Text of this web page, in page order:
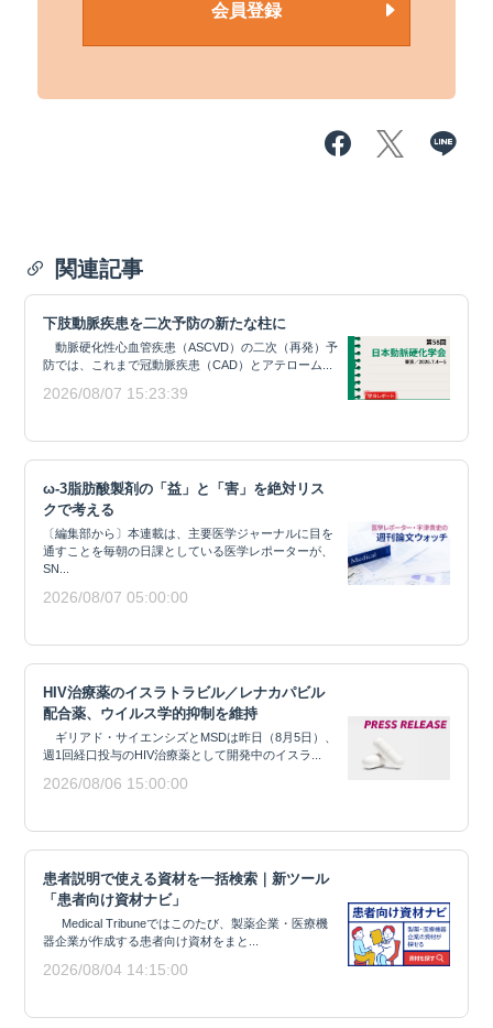
会員登録
関連記事
下肢動脈疾患を二次予防の新たな柱に
動脈硬化性心血管疾患（ASCVD）の二次（再発）予
防では、これまで冠動脈疾患（CAD）とアテローム...
2026/08/07 15:23:39
ω-3脂肪酸製剤の「益」と「害」を絶対リス
クで考える
〔編集部から〕本連載は、主要医学ジャーナルに目を
通すことを毎朝の日課としている医学レポーターが、
SN...
2026/08/07 05:00:00
HIV治療薬のイスラトラビル／レナカパビル
配合薬、ウイルス学的抑制を維持
ギリアド・サイエンシズとMSDは昨日（8月5日）、
週1回経口投与のHIV治療薬として開発中のイスラ...
2026/08/06 15:00:00
患者説明で使える資材を一括検索｜新ツール
「患者向け資材ナビ」
Medical Tribuneではこのたび、製薬企業・医療機
器企業が作成する患者向け資材をまと...
2026/08/04 14:15:00